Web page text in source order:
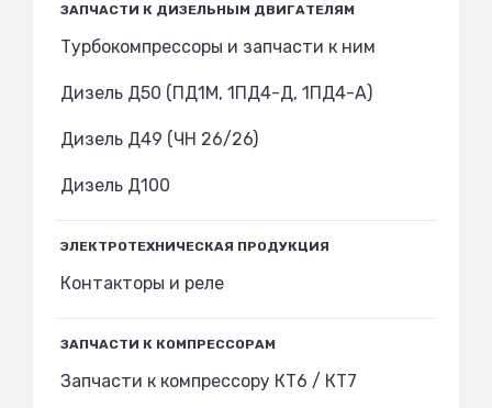
ЗАПЧАСТИ К ДИЗЕЛЬНЫМ ДВИГАТЕЛЯМ
Турбокомпрессоры и запчасти к ним
Дизель Д50 (ПД1М, 1ПД4-Д, 1ПД4-А)
Дизель Д49 (ЧН 26/26)
Дизель Д100
ЭЛЕКТРОТЕХНИЧЕСКАЯ ПРОДУКЦИЯ
Контакторы и реле
ЗАПЧАСТИ К КОМПРЕССОРАМ
Запчасти к компрессору КТ6 / КТ7